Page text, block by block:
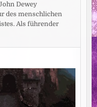
Dewey
des menschlichen
Als führender